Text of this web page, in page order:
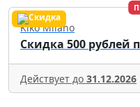
Kiko Milano
Скидка 500 рублей
Действует до 31.12.2026